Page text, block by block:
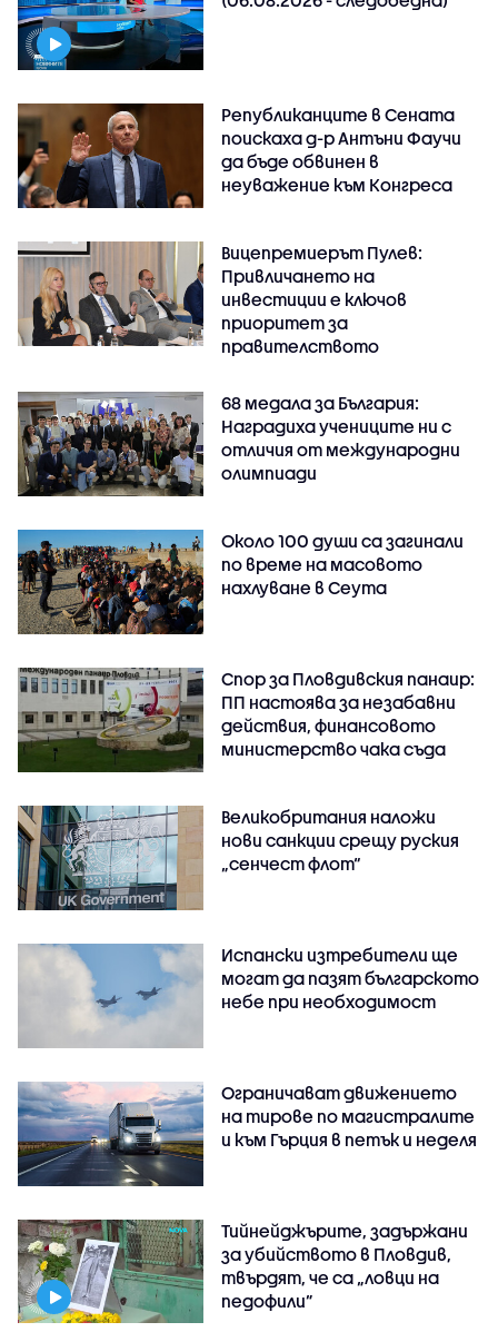
Републиканците в Сената
поискаха д-р Антъни Фаучи
да бъде обвинен в
неуважение към Конгреса
Вицепремиерът Пулев:
Привличането на
инвестиции е ключов
приоритет за
правителството
68 медала за България:
Наградиха учениците ни с
отличия от международни
олимпиади
Около 100 души са загинали
по време на масовото
нахлуване в Сеута
Спор за Пловдивския панаир:
ПП настоява за незабавни
действия, финансовото
министерство чака съда
Великобритания наложи
нови санкции срещу руския
„сенчест флот“
Испански изтребители ще
могат да пазят българското
небе при необходимост
Ограничават движението
на тирове по магистралите
и към Гърция в петък и неделя
Тийнейджърите, задържани
за убийството в Пловдив,
твърдят, че са „ловци на
педофили”